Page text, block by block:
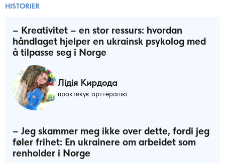
HISTORIER
– Kreativitet – en stor ressurs: hvordan
håndlaget hjelper en ukrainsk psykolog med
å tilpasse seg i Norge
Лідія Кирдода
практикує арттерапію
– Jeg skammer meg ikke over dette, fordi jeg
føler frihet: En ukrainere om arbeidet som
renholder i Norge